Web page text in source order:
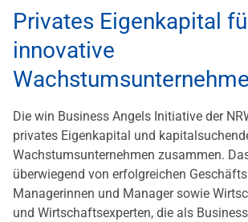
Privates Eigenkapital
innovative
Die win Business Angels Initiative der
privates Eigenkapital und
Wachstumsunternehmen zusammen.
überwiegend von erfolgreichen
Managerinnen und Manager sowie
und Wirtschaftsexperten, die als